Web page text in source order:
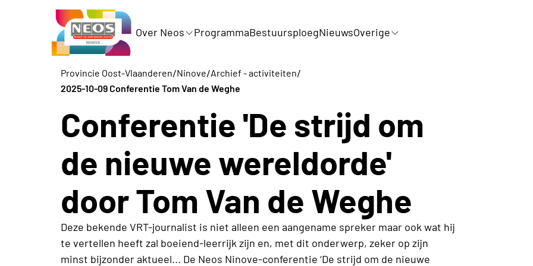
Over Neos ProgrammaBestuursploegNieuwsOverige
Provincie Oost-Vlaanderen/Ninove/Archief - activiteiten/
2025-10-09 Conferentie Tom Van de Weghe
Conferentie 'De strijd om
de nieuwe wereldorde'
door Tom Van de Weghe
Deze bekende VRT-journalist is niet alleen een aangename spreker maar ook wat hij
te vertellen heeft zal boeiend-leerrijk zijn en, met dit onderwerp, zeker op zijn
minst bijzonder aktueel... De Neos Ninove-conferentie ‘De strijd om de nieuwe